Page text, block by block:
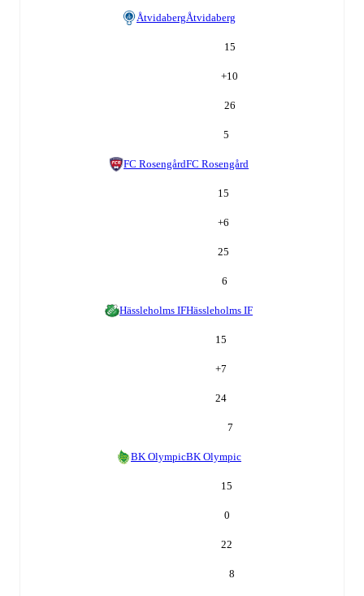
ÅtvidabergÅtvidaberg
15
+10
26
5
FC RosengårdFC Rosengård
15
+6
25
6
Hässleholms IFHässleholms IF
15
+7
24
7
BK OlympicBK Olympic
15
0
22
8